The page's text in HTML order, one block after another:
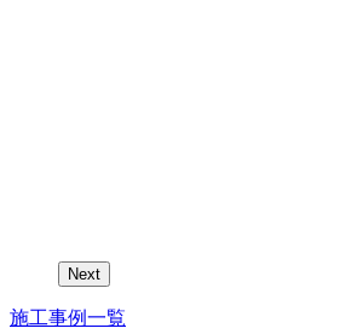
Next
施工事例一覧